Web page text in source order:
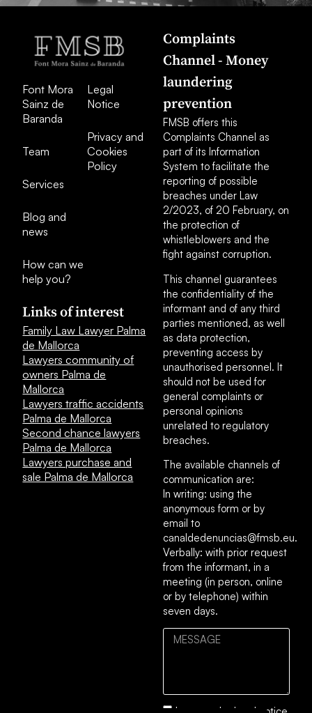
Font Mora
Sainz de
Baranda
Team
Services
Blog and
news
How can we
help you?
Legal
Notice
Privacy and
Cookies
Policy
Links of interest
Family Law Lawyer Palma
de Mallorca
Lawyers community of
owners Palma de
Mallorca
Lawyers traffic accidents
Palma de Mallorca
Second chance lawyers
Palma de Mallorca
Lawyers purchase and
sale Palma de Mallorca
Complaints
Channel - Money
laundering
prevention
FMSB offers this
Complaints Channel as
part of its Information
System to facilitate the
reporting of possible
breaches under Law
2/2023, of 20 February, on
the protection of
whistleblowers and the
fight against corruption.
This channel guarantees
the confidentiality of the
informant and of any third
parties mentioned, as well
as data protection,
preventing access by
unauthorised personnel. It
should not be used for
general complaints or
personal opinions
unrelated to regulatory
breaches.
The available channels of
communication are:
In writing: using the
anonymous form or by
email to
canaldedenuncias@fmsb.eu.
Verbally: with prior request
from the informant, in a
meeting (in person, online
or by telephone) within
seven days.